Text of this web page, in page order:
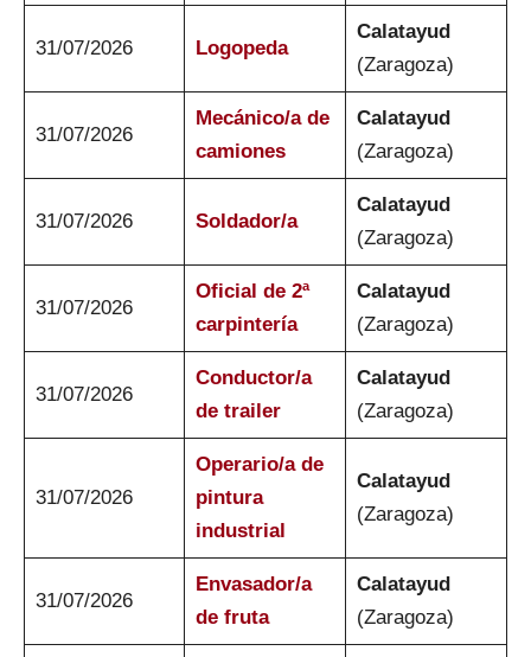
31/07/2026 Logopeda
Calatayud
(Zaragoza)
31/07/2026
Mecánico/a de
camiones
Calatayud
(Zaragoza)
31/07/2026 Soldador/a
Calatayud
(Zaragoza)
31/07/2026
Oficial de 2ª
carpintería
Calatayud
(Zaragoza)
31/07/2026
Conductor/a
de trailer
Calatayud
(Zaragoza)
31/07/2026
Operario/a de
pintura
industrial
Calatayud
(Zaragoza)
31/07/2026
Envasador/a
de fruta
Calatayud
(Zaragoza)